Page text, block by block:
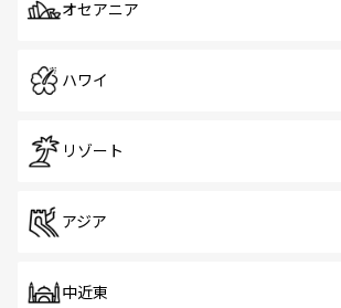
オセアニア
ハワイ
リゾート
アジア
中近東